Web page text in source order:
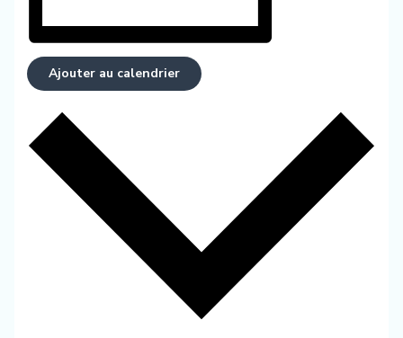
Ajouter au calendrier